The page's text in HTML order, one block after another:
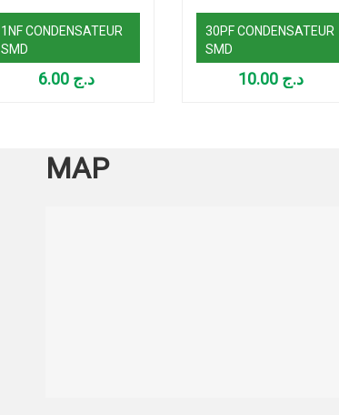
1NF CONDENSATEUR
SMD
د.ج 6.00
30PF CONDENSATEUR
SMD
د.ج 10.00
MAP